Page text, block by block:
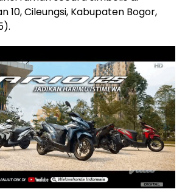
10, Cileungsi, Kabupaten Bogor,